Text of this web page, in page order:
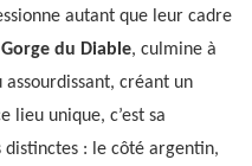
autant que leur cadre
Gorge du Diable, culmine à
assourdissant, créant un
lieu unique, c’est sa
: le côté argentin,